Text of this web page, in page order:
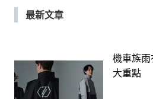
最新文章
機車族
大重點